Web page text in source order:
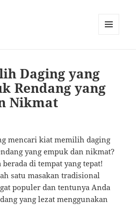
Daging yang
Rendang yang
Nikmat
mencari kiat memilih daging
yang empuk dan nikmat?
berada di tempat yang tepat!
satu masakan tradisional
populer dan tentunya Anda
yang lezat menggunakan